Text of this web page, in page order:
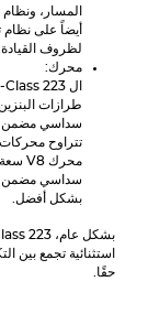
المسار،
أيضاً على
لظروف القيادة.
محرك:
ال
Class
طرازات
بشكل أفضل.
بشكل عام،
استثنائية تجمع بين
حقًا.